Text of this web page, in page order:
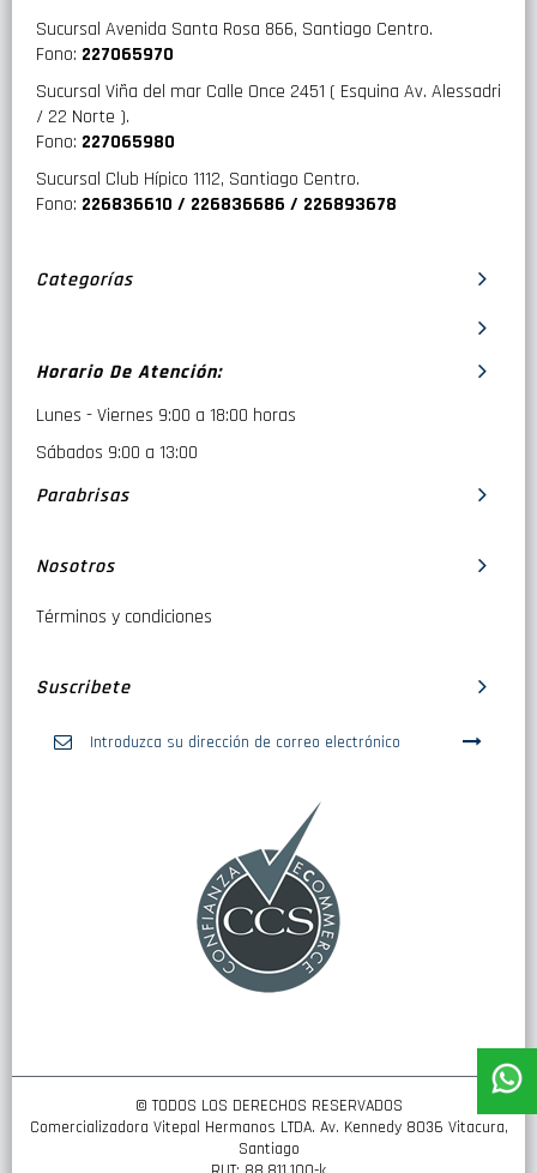
Sucursal Avenida Santa Rosa 866, Santiago Centro.
Fono: 227065970
Sucursal Viña del mar Calle Once 2451 ( Esquina Av. Alessadri
/ 22 Norte ).
Fono: 227065980
Sucursal Club Hípico 1112, Santiago Centro.
Fono: 226836610 / 226836686 / 226893678
Categorías
Horario De Atención:
Lunes - Viernes 9:00 a 18:00 horas
Sábados 9:00 a 13:00
Parabrisas
Nosotros
Términos y condiciones
Suscribete
© TODOS LOS DERECHOS RESERVADOS
Comercializadora Vitepal Hermanos LTDA. Av. Kennedy 8036 Vitacura,
Santiago